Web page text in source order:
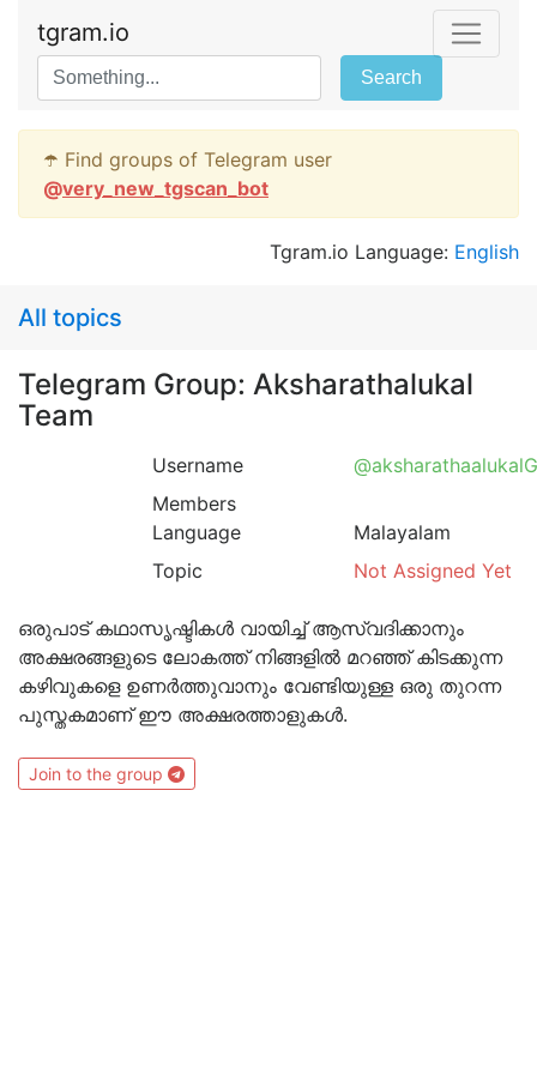
tgram.io
Search
☂️ Find groups of Telegram user
@very_new_tgscan_bot
Tgram.io Language: English
All topics
Telegram Group: Aksharathalukal
Team
Username
Members
Language
Malayalam
Topic
Not Assigned Yet
ഒരുപാട് കഥാസൃഷ്ടികൾ വായിച്ച് ആസ്വദിക്കാനും
അക്ഷരങ്ങളുടെ ലോകത്ത് നിങ്ങളിൽ മറഞ്ഞ് കിടക്കുന്ന
കഴിവുകളെ ഉണർത്തുവാനും വേണ്ടിയുള്ള ഒരു തുറന്ന
പുസ്തകമാണ് ഈ അക്ഷരത്താളുകൾ.
Join to the group